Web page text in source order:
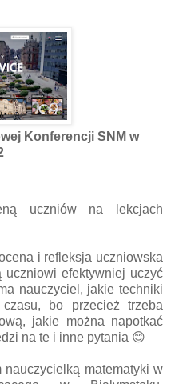
Konferencji SNM w
uczniów na lekcjach
i refleksja uczniowska
uczniowi efektywniej uczyć
nauczyciel, jakie techniki
bo przecież trzeba
jakie można napotkać
na te i inne pytania 😊
matematyki w